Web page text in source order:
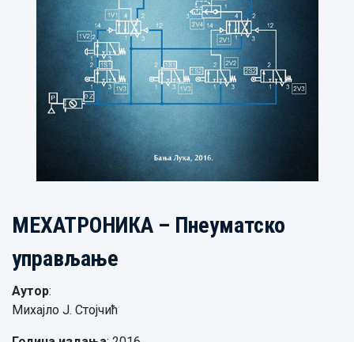
МЕХАТРОНИКА – Пнеуматско
управљање
Аутор:
Михајло Ј. Стојчић